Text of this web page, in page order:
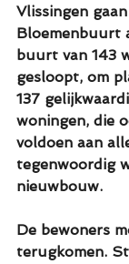
Vlissingen
Bloemenbuurt
buurt van 143
gesloopt, om
137
woningen, die
voldoen aan
tegenwoordig
nieuwbouw.
De bewoners
terugkomen.